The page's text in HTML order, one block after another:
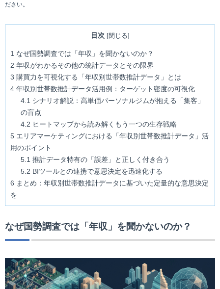
ださい。
目次 [閉じる]
1 なぜ国勢調査では「年収」を聞かないのか？
2 年収がわかるその他の統計データとその限界
3 購買力を可視化する「年収別世帯数推計データ」とは
4 年収別世帯数推計データ活用例：ターゲット密度の可視化
4.1 シナリオ解説：高単価パーソナルジムが抱える「集客」
の盲点
4.2 ヒートマップから読み解くもう一つの生存戦略
5 エリアマーケティングにおける「年収別世帯数推計データ」活
用のポイント
5.1 推計データ特有の「誤差」と正しく付き合う
5.2 BIツールとの連携で意思決定を迅速化する
6 まとめ：年収別世帯数推計データに基づいた定量的な意思決定
を
なぜ国勢調査では「年収」を聞かないのか？